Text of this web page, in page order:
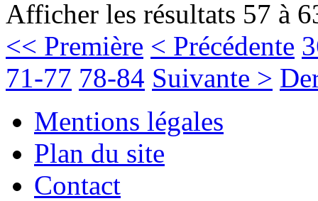
Afficher les résultats 57 à
<< Première < Précédente
71-77 78-84 Suivante >
Mentions légales
Plan du site
Contact